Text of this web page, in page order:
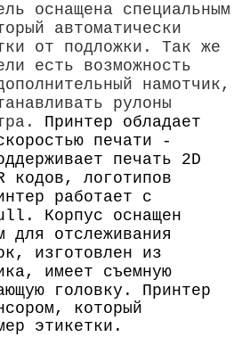
оснащена специальным
автоматически
от подложки. Так же
есть возможность
намотчик,
рулоны
Принтер обладает
печати -
печать 2D
кодов, логотипов
работает с
Корпус оснащен
для отслеживания
изготовлен из
имеет съемную
головку. Принтер
который
этикетки.